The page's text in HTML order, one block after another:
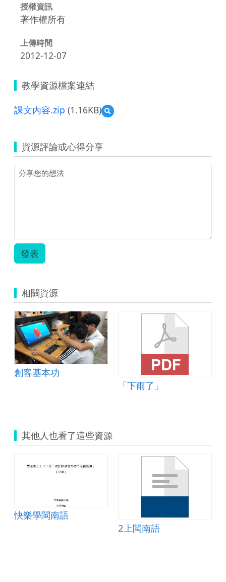
授權資訊
著作權所有
上傳時間
2012-12-07
教學資源檔案連結
課文內容.zip (1.16KB)
預
覽
容.zip
資源評論或心得分享
發表
相關資源
創客基本功
「下雨了」
其他人也看了這些資源
快樂學閩南語
2上閩南語